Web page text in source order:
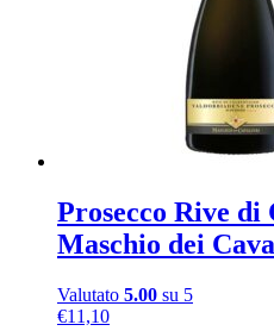
Prosecco Rive
Maschio dei
Valutato 5.00 su 5
€11,10